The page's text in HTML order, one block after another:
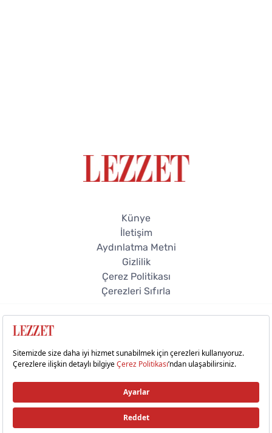
Künye
İletişim
Aydınlatma Metni
Gizlilik
Çerez Politikası
Çerezleri Sıfırla
© 2026 Lezzet Online. Tüm hakları saklıdır.